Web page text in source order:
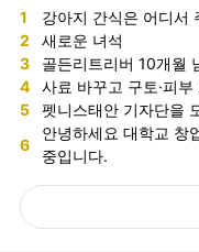
1 강아지 간식은 어디서
2 새로운 녀석
3 골든리트리버 10개월
4 사료 바꾸고 구토·피
5 펫니스태안 기자단을
6
안녕하세요 대학교 창
중입니다.